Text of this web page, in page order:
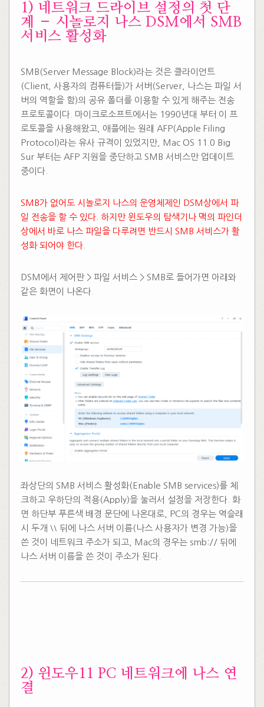
1) 네트워크 드라이브 설정의 첫 단
계 – 시놀로지 나스 DSM에서 SMB
서비스 활성화
​SMB(Server Message Block)라는 것은 클라이언트
(Client, 사용자의 컴퓨터들)가 서버(Server, 나스는 파일 서
버의 역할을 함)의 공유 폴더를 이용할 수 있게 해주는 전송
프로토콜이다. 마이크로소프트에서는 1990년대 부터 이 프
로토콜을 사용해왔고, 애플에는 원래 AFP(Apple Filing
Protocol)라는 유사 규격이 있었지만, Mac OS 11.0 Big
Sur 부터는 AFP 지원을 중단하고 SMB 서비스만 업데이트
중이다.
SMB가 없어도 시놀로지 나스의 운영체제인 DSM상에서 파
일 전송을 할 수 있다. 하지만 윈도우의 탐색기나 맥의 파인더
상에서 바로 나스 파일을 다루려면 반드시 SMB 서비스가 활
성화 되어야 한다.​
DSM에서 제어판 > 파일 서비스 > SMB로 들어가면 아래와
같은 화면이 나온다.
좌상단의 SMB 서비스 활성화(Enable SMB services)를 체
크하고 우하단의 적용(Apply)을 눌러서 설정을 저장한다. 화
면 하단부 푸른색 배경 문단에 나온대로, PC의 경우는 역슬래
시 두개 ⧵⧵ 뒤에 나스 서버 이름(나스 사용자가 변경 가능)을
쓴 것이 네트워크 주소가 되고, Mac의 경우는 smb:// 뒤에
나스 서버 이름을 쓴 것이 주소가 된다.
2) 윈도우11 PC 네트워크에 나스 연
결